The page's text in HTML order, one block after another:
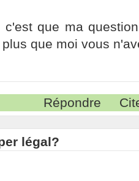
c'est que ma
que moi vous
Répondre
légal?